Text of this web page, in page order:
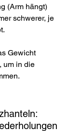
(Arm hängt)
schwerer, je
Gewicht
um in die